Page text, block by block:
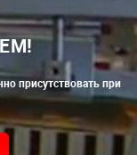
присутствовать при